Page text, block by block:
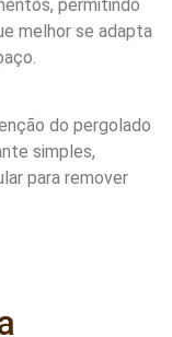
permitindo
melhor se adapta
do pergolado
simples,
para remover